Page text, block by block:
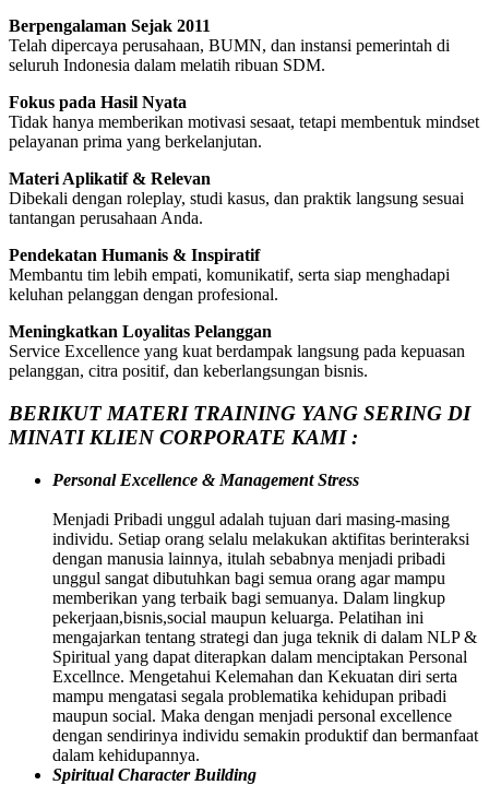
Berpengalaman Sejak 2011
Telah dipercaya perusahaan, BUMN, dan instansi pemerintah di
seluruh Indonesia dalam melatih ribuan SDM.
Fokus pada Hasil Nyata
Tidak hanya memberikan motivasi sesaat, tetapi membentuk mindset
pelayanan prima yang berkelanjutan.
Materi Aplikatif & Relevan
Dibekali dengan roleplay, studi kasus, dan praktik langsung sesuai
tantangan perusahaan Anda.
Pendekatan Humanis & Inspiratif
Membantu tim lebih empati, komunikatif, serta siap menghadapi
keluhan pelanggan dengan profesional.
Meningkatkan Loyalitas Pelanggan
Service Excellence yang kuat berdampak langsung pada kepuasan
pelanggan, citra positif, dan keberlangsungan bisnis.
BERIKUT MATERI TRAINING YANG SERING DI
MINATI KLIEN CORPORATE KAMI :
Personal Excellence & Management Stress
Menjadi Pribadi unggul adalah tujuan dari masing-masing
individu. Setiap orang selalu melakukan aktifitas berinteraksi
dengan manusia lainnya, itulah sebabnya menjadi pribadi
unggul sangat dibutuhkan bagi semua orang agar mampu
memberikan yang terbaik bagi semuanya. Dalam lingkup
pekerjaan,bisnis,social maupun keluarga. Pelatihan ini
mengajarkan tentang strategi dan juga teknik di dalam NLP &
Spiritual yang dapat diterapkan dalam menciptakan Personal
Excellnce. Mengetahui Kelemahan dan Kekuatan diri serta
mampu mengatasi segala problematika kehidupan pribadi
maupun social. Maka dengan menjadi personal excellence
dengan sendirinya individu semakin produktif dan bermanfaat
dalam kehidupannya.
Spiritual Character Building